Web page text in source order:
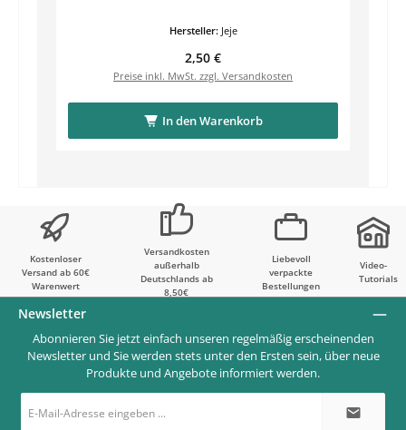
Hersteller: Jeje
Regulärer Preis:
2,50 €
Preise inkl. MwSt. zzgl. Versandkosten
In den Warenkorb
Kostenloser
Versand ab 60€
Warenwert
Versandkosten
außerhalb
Deutschlands ab
8,50€
Liebevoll
verpackte
Bestellungen
Video-
Tutorials
Newsletter
Abonnieren Sie jetzt einfach unseren regelmäßig erscheinenden
Newsletter und Sie werden stets unter den Ersten sein, über neue
Produkte und Angebote informiert werden.
Mail-